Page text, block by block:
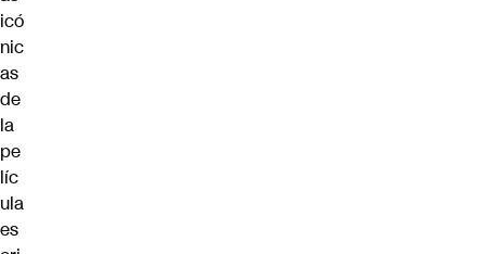
icó
nic
as
de
la
pe
líc
ula
es